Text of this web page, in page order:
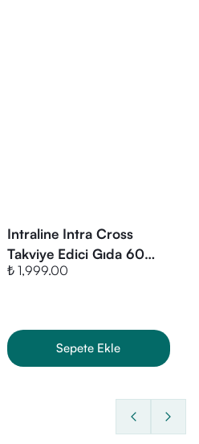
Intraline Intra Cross
Takviye Edici Gıda 60
Tablet
₺ 1,999.00
Sepete Ekle